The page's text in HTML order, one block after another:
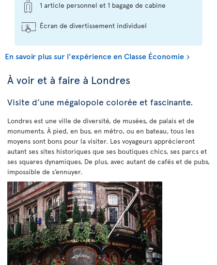
1 article personnel et 1 bagage de cabine
Écran de divertissement individuel
En savoir plus sur l'expérience en Classe Économie
À voir et à faire à Londres
Visite d’une mégalopole colorée et fascinante.
Londres est une ville de diversité, de musées, de palais et de
monuments. À pied, en bus, en métro, ou en bateau, tous les
moyens sont bons pour la visiter. Les voyageurs apprécieront
autant ses sites historiques que ses boutiques chics, ses parcs et
ses squares dynamiques. De plus, avec autant de cafés et de pubs,
impossible de s’ennuyer.